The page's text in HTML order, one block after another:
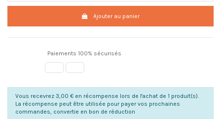
Ajouter au panier
Paiements 100% sécurisés
Vous recevrez 3,00 € en récompense lors de l'achat de 1 produit(s).
La récompense peut être utilisée pour payer vos prochaines
commandes, convertie en bon de réduction